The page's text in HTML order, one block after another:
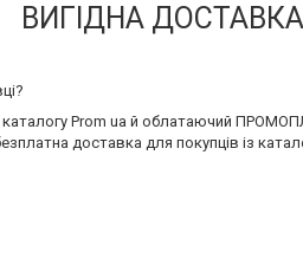
ВИГІДНА
Prom ua й облатаючий
доставка для покупців із